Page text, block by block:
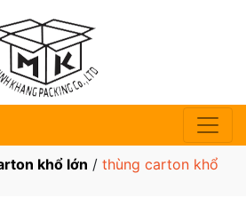
khổ lớn / thùng carton khổ